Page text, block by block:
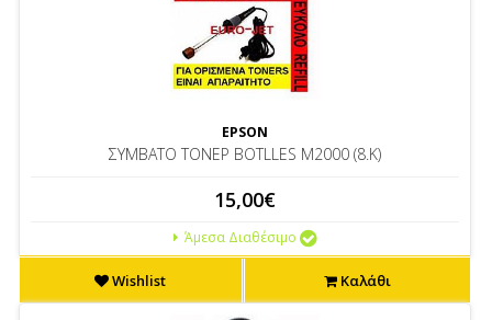
EPSON
ΣΥΜΒΑΤΟ ΤΟΝΕΡ BOTLLES M2000 (8.K)
15,00€
Άμεσα Διαθέσιμο
Wishlist Καλάθι